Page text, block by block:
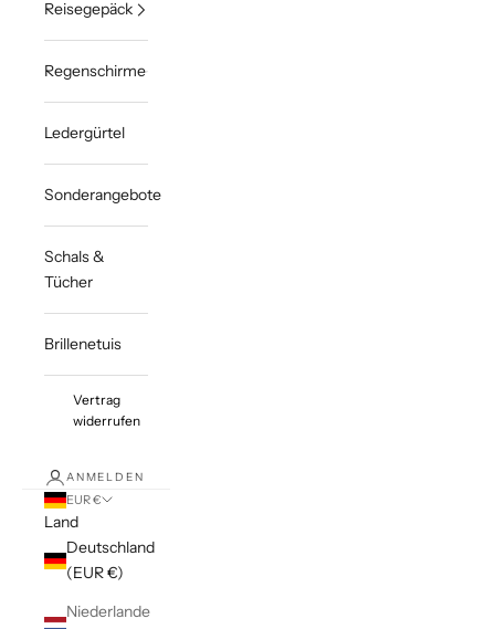
Reisegepäck
Regenschirme
Ledergürtel
Sonderangebote
Schals &
Tücher
Brillenetuis
Vertrag
widerrufen
ANMELDEN
EUR €
Land
Deutschland
(EUR €)
Niederlande